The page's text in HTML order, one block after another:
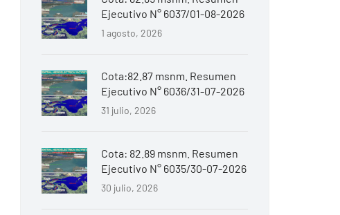
Ejecutivo N° 6037/01-08-2026
1 agosto, 2026
Cota:82.87 msnm. Resumen
Ejecutivo N° 6036/31-07-2026
31 julio, 2026
Cota: 82.89 msnm. Resumen
Ejecutivo N° 6035/30-07-2026
30 julio, 2026